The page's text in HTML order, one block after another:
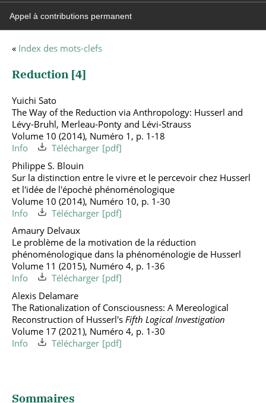
Appel à contributions permanent
« Index des mots-clefs
Reduction [4]
Yuichi Sato
The Way of the Reduction via Anthropology: Husserl and
Lévy-Bruhl, Merleau-Ponty and Lévi-Strauss
Volume 10 (2014), Numéro 1, p. 1-18
Info
Télécharger
Philippe S. Blouin
Sur la distinction entre le vivre et le percevoir chez Husserl
et l'idée de l'époché phénoménologique
Volume 10 (2014), Numéro 10, p. 1-30
Info
Télécharger
Amaury Delvaux
Le problème de la motivation de la réduction
phénoménologique dans la phénoménologie de Husserl
Volume 11 (2015), Numéro 4, p. 1-36
Info
Télécharger
Alexis Delamare
The Rationalization of Consciousness: A Mereological
Reconstruction of Husserl's Fifth Logical Investigation
Volume 17 (2021), Numéro 4, p. 1-30
Info
Télécharger
Sommaires